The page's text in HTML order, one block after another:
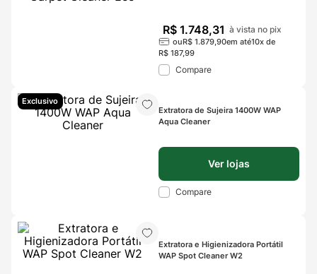
R$ 1.748,31 à vista no pix
ouR$ 1.879 90em até10x de
R$ 187,99
Compare
Exclusivo
Extratora de Sujeira 1400W WAP
Aqua Cleaner
Ver lojas
Compare
Extratora e Higienizadora Portátil
WAP Spot Cleaner W2